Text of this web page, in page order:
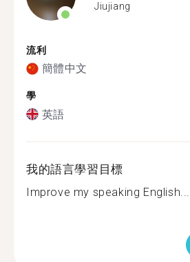
Jiujiang
流利
簡體中文
學
英語
我的語言學習目標
Improve my speaking English...